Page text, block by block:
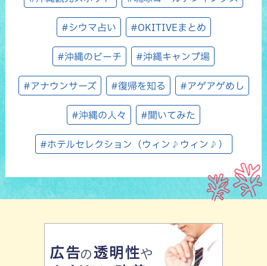
#シウマ占い #OKITIVEまとめ
#沖縄のビーチ #沖縄キャンプ場
#アナウンサーズ #復帰を知る #アゲアゲめし
#沖縄の人々 #聞いてみた
#ホテルセレクション（ウィン♪ウィン♪）